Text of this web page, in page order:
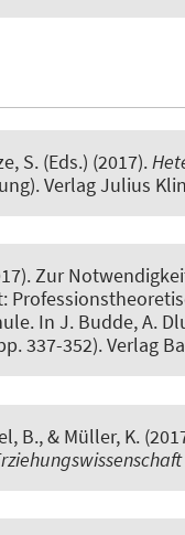
S. (Eds.) (2017).
Verlag Julius
Zur
. In J. Budde, A.
337-352). Verlag
B., & Müller, K.